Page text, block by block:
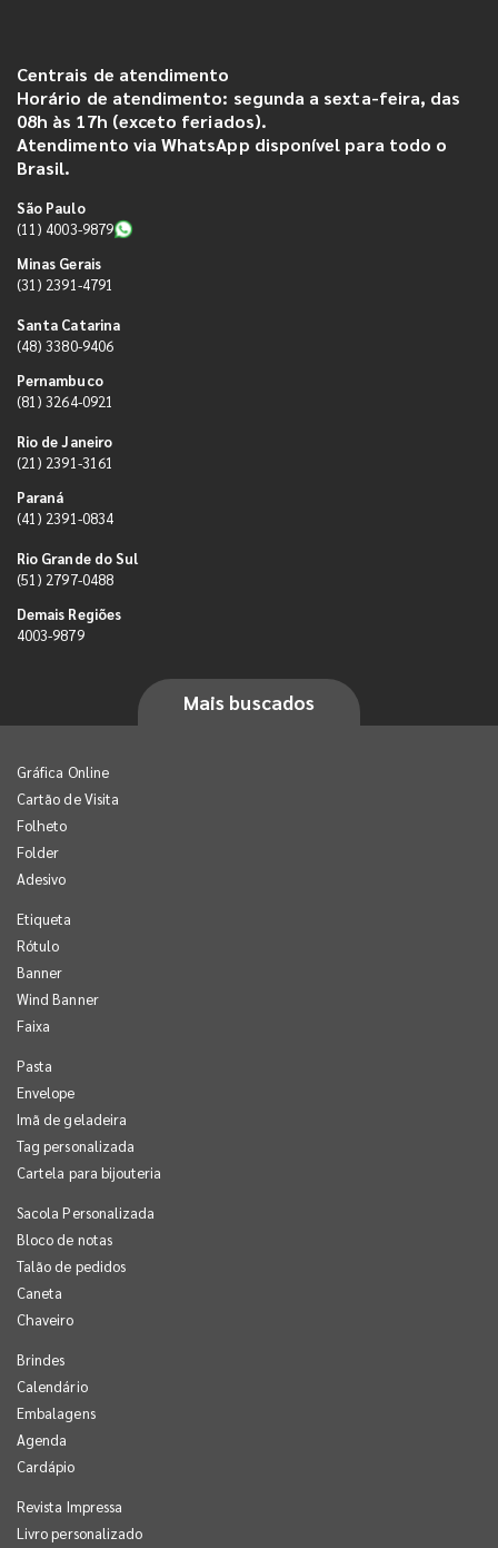
Centrais de atendimento
Horário de atendimento: segunda a sexta-feira, das
08h às 17h (exceto feriados).
Atendimento via WhatsApp disponível para todo o
Brasil.
São Paulo
(11) 4003-9879
Minas Gerais
(31) 2391-4791
Santa Catarina
(48) 3380-9406
Pernambuco
(81) 3264-0921
Rio de Janeiro
(21) 2391-3161
Paraná
(41) 2391-0834
Rio Grande do Sul
(51) 2797-0488
Demais Regiões
4003-9879
Mais buscados
Gráfica Online
Cartão de Visita
Folheto
Folder
Adesivo
Etiqueta
Rótulo
Banner
Wind Banner
Faixa
Pasta
Envelope
Imã de geladeira
Tag personalizada
Cartela para bijouteria
Sacola Personalizada
Bloco de notas
Talão de pedidos
Caneta
Chaveiro
Brindes
Calendário
Embalagens
Agenda
Cardápio
Revista Impressa
Livro personalizado